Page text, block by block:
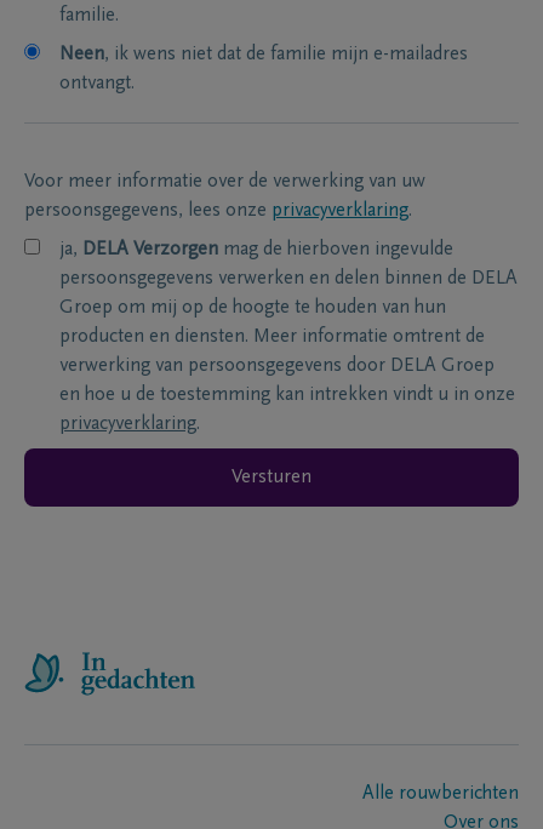
familie.
Neen, ik wens niet dat de familie mijn e-mailadres
ontvangt.
Voor meer informatie over de verwerking van uw
persoonsgegevens, lees onze privacyverklaring.
ja, DELA Verzorgen mag de hierboven ingevulde
persoonsgegevens verwerken en delen binnen de DELA
Groep om mij op de hoogte te houden van hun
producten en diensten. Meer informatie omtrent de
verwerking van persoonsgegevens door DELA Groep
en hoe u de toestemming kan intrekken vindt u in onze
privacyverklaring.
Versturen
Alle rouwberichten
Over ons